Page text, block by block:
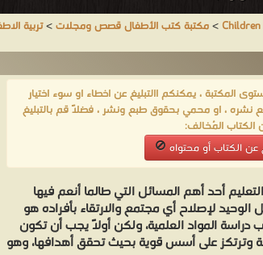
>مكتبة كتب الأطفال قصص ومجلات>تربية
المكتبة ، يمكنكم االتبليغ عن اخطاء او سوء اختيار
نشره ، او محمي بحقوق طبع ونشر ، فضلاً قم بالتبليغ
الكتاب المُخالف:
عن الكتاب أو محتواه
أحد أهم المسائل التي طالما أنعم فيها
الوحيد لإصلاح أي مجتمع والارتقاء بأفراده هو
المواد العلمية، ولكن أولًا يجب أن تكون
وترتكز على أسس قوية بحيث تحقق أهدافها، وهو